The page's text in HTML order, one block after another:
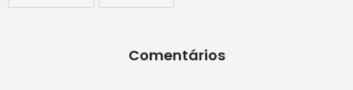
Comentários